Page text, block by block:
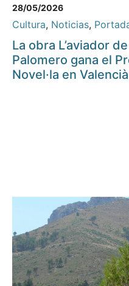
28/05/2026
Cultura, Noticias,
La obra L’aviador
Palomero gana el
Novel·la en